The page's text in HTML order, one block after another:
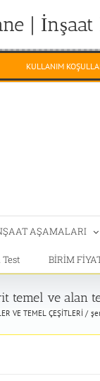
|
KULLANIM
AŞAMALARI
Test BİRİM
temel ve alan
VE TEMEL ÇEŞİTLERİ